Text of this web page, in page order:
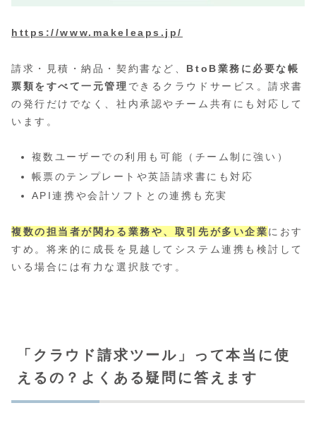
https://www.makeleaps.jp/
請求・見積・納品・契約書など、 BtoB業務に必要な帳
票類をすべて一元管理 できるクラウドサービス。請求書
の発行だけでなく、社内承認やチーム共有にも対応して
います。
複数ユーザーでの利用も可能（チーム制に強い）
帳票のテンプレートや英語請求書にも対応
API連携や会計ソフトとの連携も充実
複数の担当者が関わる業務や、取引先が多い企業におす
すめ。将来的に成長を見越してシステム連携も検討して
いる場合には有力な選択肢です。
「クラウド請求ツール」って本当に使
えるの？よくある疑問に答えます